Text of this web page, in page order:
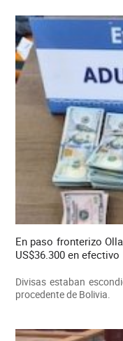
En paso fronterizo
US$36.300 en efectivo
Divisas estaban
procedente de Bolivia.